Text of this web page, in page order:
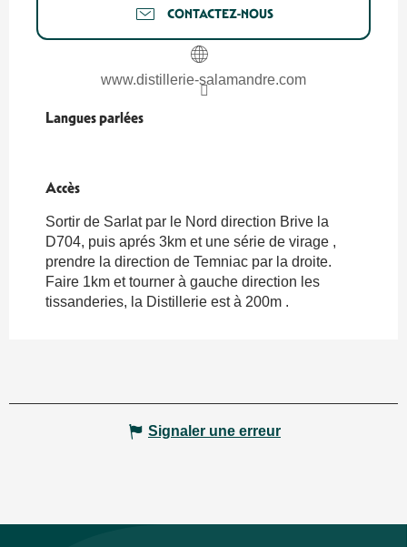
CONTACTEZ-NOUS
www.distillerie-salamandre.com
Langues parlées
Langues parlées
Accès
Accès
Sortir de Sarlat par le Nord direction Brive la
D704, puis aprés 3km et une série de virage ,
prendre la direction de Temniac par la droite.
Faire 1km et tourner à gauche direction les
tissanderies, la Distillerie est à 200m .
Signaler une erreur